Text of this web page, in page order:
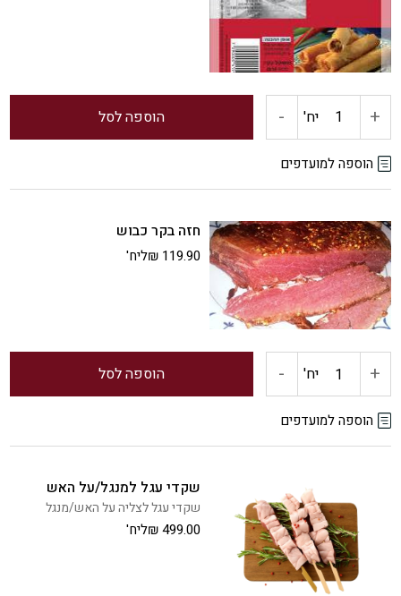
+ כמות
של
מרוקאים
במילוי
בשר
יח' - הוספה לסל
הוספה למועדפים
חזה בקר כבוש
₪ 119.90 ליח'
+ כמות
של
בקר
כבוש
יח' - הוספה לסל
הוספה למועדפים
שקדי עגל למנגל/על האש
שקדי עגל לצליה על האש/מנגל
₪499.00 ליח'